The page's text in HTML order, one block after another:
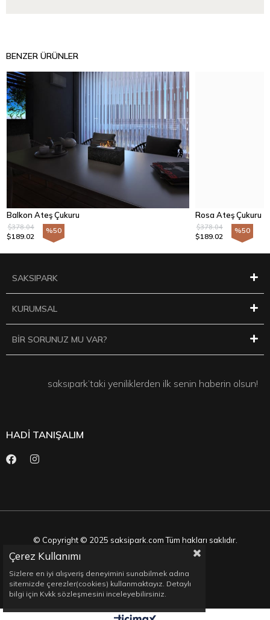
BENZER ÜRÜNLER
Balkon Ateş Çukuru
%50
$189.02
$378.04
Rosa Ateş Çukuru
%50
$189.02
$378.04
SAKSIPARK
KURUMSAL
BİR SORUNUZ MU VAR?
saksıpark’taki yeniliklerden ilk senin haberin olsun!
HADİ TANIŞALIM
© Copyright © 2025 saksipark.com Tüm hakları saklıdır.
Çerez Kullanımı
Sizlere en iyi alışveriş deneyimini sunabilmek adına
sitemizde çerezler(cookies) kullanmaktayız. Detaylı
bilgi için Kvkk sözleşmesini inceleyebilirsiniz.